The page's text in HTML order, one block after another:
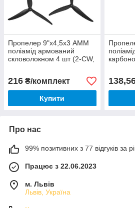
Пропелер 9"х4,5х3 АММ
поліамід армований
скловолокном 4 шт (2-CW,
216 ₴/комплект
Купити
Про нас
99% позитивних з 77 відгуків за
Працює з 22.06.2023
м. Львів
Львів, Україна